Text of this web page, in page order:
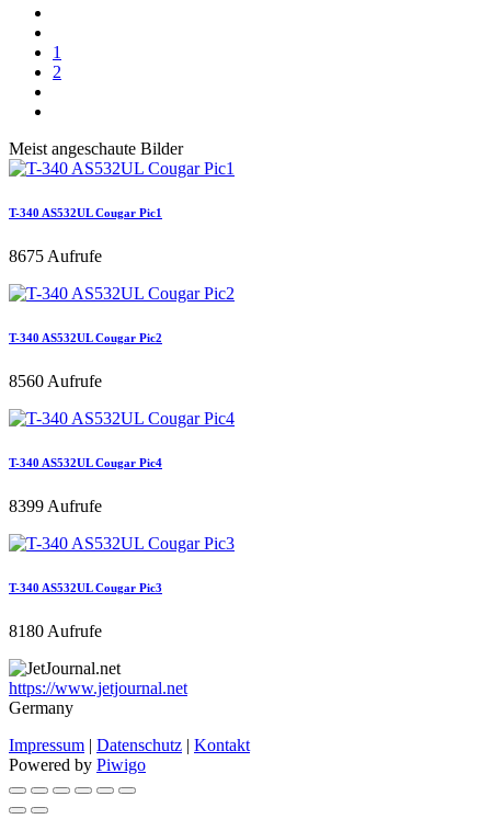
1
2
Meist angeschaute Bilder
T-340 AS532UL Cougar Pic1
8675 Aufrufe
T-340 AS532UL Cougar Pic2
8560 Aufrufe
T-340 AS532UL Cougar Pic4
8399 Aufrufe
T-340 AS532UL Cougar Pic3
8180 Aufrufe
https://www.jetjournal.net
Germany
Impressum | Datenschutz | Kontakt
Powered by Piwigo